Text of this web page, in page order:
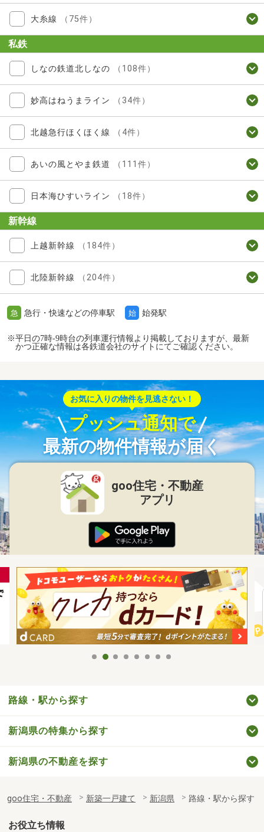
大糸線 （75件）
私鉄
しなの鉄道北しなの （108件）
妙高はねうまライン （34件）
北越急行ほくほく線 （4件）
あいの風とやま鉄道 （111件）
日本海ひすいライン （18件）
新幹線
上越新幹線 （184件）
北陸新幹線 （204件）
急 急行・快速などの停車駅 始 始発駅
※平日の7時-9時台の列車運行情報より掲載しておりますが、最新
かつ正確な情報は各鉄道会社のサイトにてご確認ください。
お気に入りの物件を見逃さない！
プッシュ通知で
最新の物件情報が届く
goo住宅・不動産
アプリ
路線・駅から探す
新潟県の特集から探す
新潟県の不動産を探す
goo住宅・不動産 新築一戸建て 新潟県 路線・駅から探す
お役立ち情報